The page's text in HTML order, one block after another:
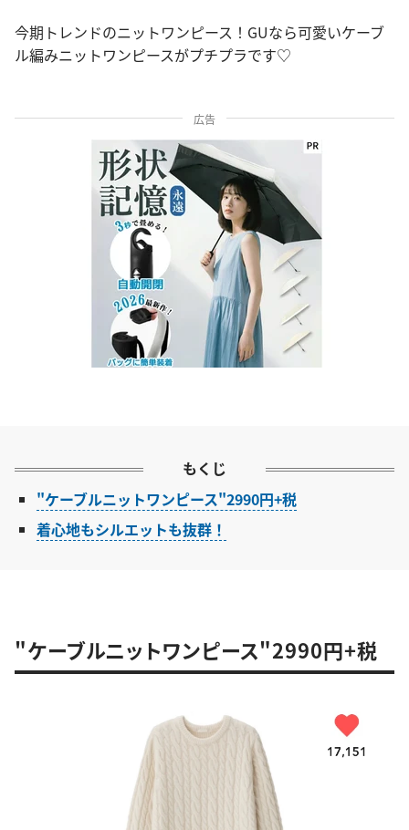
今期トレンドのニットワンピース！GUなら可愛いケーブ
ル編みニットワンピースがプチプラです♡
広告
もくじ
"ケーブルニットワンピース"2990円+税
着心地もシルエットも抜群！
"ケーブルニットワンピース"2990円+税